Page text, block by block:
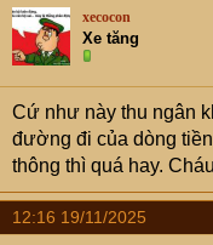
xecocon
Xe tăng
Cứ như này thu ngân
đường đi của dòng
thông thì quá hay.
12:16 19/11/2025